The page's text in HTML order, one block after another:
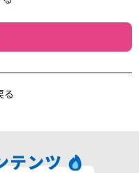
る
テンツ